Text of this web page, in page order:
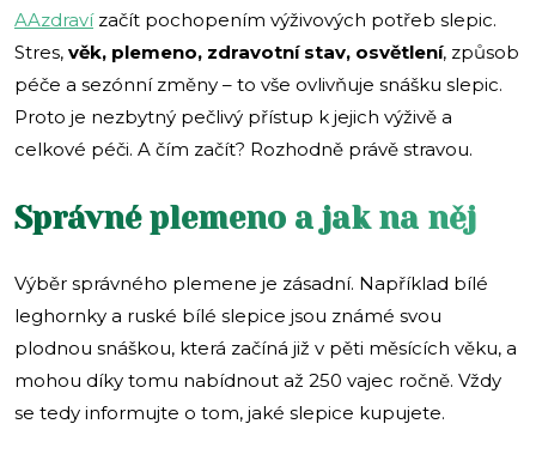
AAzdravízačít pochopením výživových potřeb slepic.
Stres, věk, plemeno, zdravotní stav, osvětlení, způsob
péče a sezónní změny – to vše ovlivňuje snášku slepic.
Proto je nezbytný pečlivý přístup k jejich výživě a
celkové péči. A čím začít? Rozhodně právě stravou.
Správné plemeno a jak na něj
Výběr správného plemene je zásadní. Například bílé
leghornky a ruské bílé slepice jsou známé svou
plodnou snáškou, která začíná již v pěti měsících věku, a
mohou díky tomu nabídnout až 250 vajec ročně. Vždy
se tedy informujte o tom, jaké slepice kupujete.